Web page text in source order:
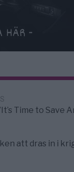
Time to Save
att dras in i